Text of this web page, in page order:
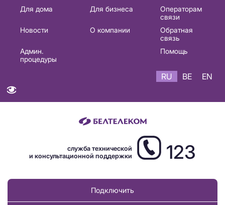
Основная
навигация
Для дома Для бизнеса
Операторам
связи
Новости
О компании
Обратная
связь
Админ.
процедуры
Помощь
RU BE EN
служба технической
и консультационной поддержки
123
Подключить